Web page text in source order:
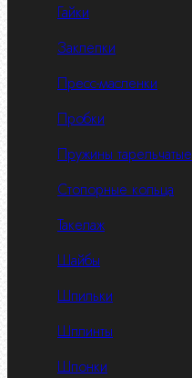
Гайки
Заклепки
Пресс-масленки
Пробки
Пружины тарельчатые
Стопорные кольца
Такелаж
Шайбы
Шпильки
Шплинты
Шпонки